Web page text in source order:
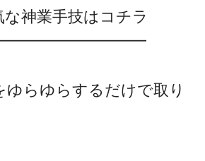
な神業手技はコチラ
ゆらゆらするだけで取り